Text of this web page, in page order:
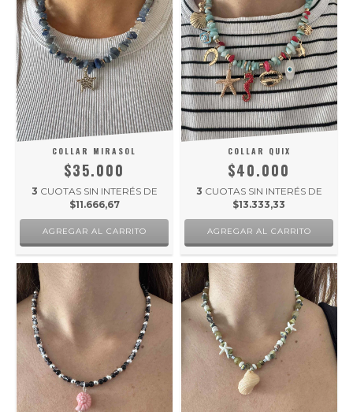
COLLAR MIRASOL
$35.000
3 CUOTAS SIN INTERÉS DE
$11.666,67
COLLAR QUIX
$40.000
3 CUOTAS SIN INTERÉS DE
$13.333,33